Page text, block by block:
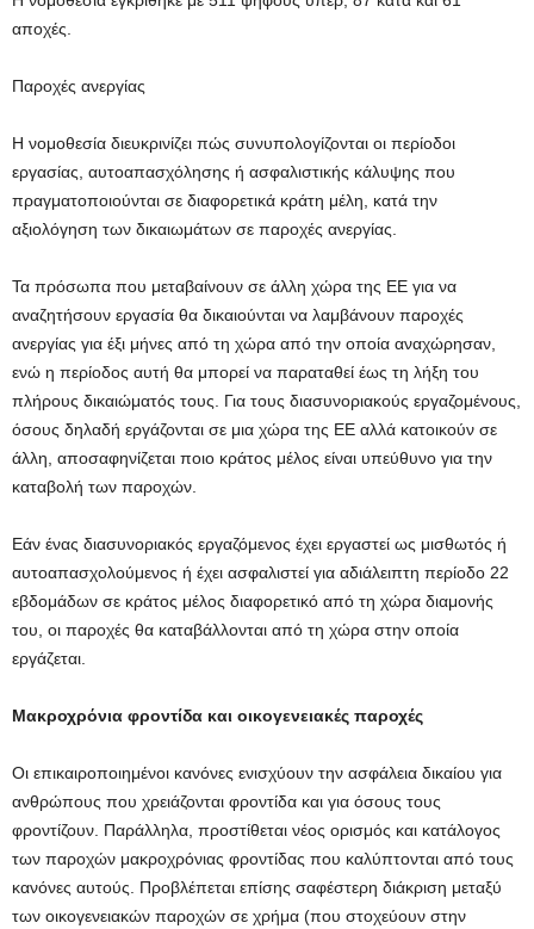
αποχές.
Παροχές ανεργίας
Η νομοθεσία διευκρινίζει πώς συνυπολογίζονται οι περίοδοι
εργασίας, αυτοαπασχόλησης ή ασφαλιστικής κάλυψης που
πραγματοποιούνται σε διαφορετικά κράτη μέλη, κατά την
αξιολόγηση των δικαιωμάτων σε παροχές ανεργίας.
Τα πρόσωπα που μεταβαίνουν σε άλλη χώρα της ΕΕ για να
αναζητήσουν εργασία θα δικαιούνται να λαμβάνουν παροχές
ανεργίας για έξι μήνες από τη χώρα από την οποία αναχώρησαν,
ενώ η περίοδος αυτή θα μπορεί να παραταθεί έως τη λήξη του
πλήρους δικαιώματός τους. Για τους διασυνοριακούς εργαζομένους,
όσους δηλαδή εργάζονται σε μια χώρα της ΕΕ αλλά κατοικούν σε
άλλη, αποσαφηνίζεται ποιο κράτος μέλος είναι υπεύθυνο για την
καταβολή των παροχών.
Εάν ένας διασυνοριακός εργαζόμενος έχει εργαστεί ως μισθωτός ή
αυτοαπασχολούμενος ή έχει ασφαλιστεί για αδιάλειπτη περίοδο 22
εβδομάδων σε κράτος μέλος διαφορετικό από τη χώρα διαμονής
του, οι παροχές θα καταβάλλονται από τη χώρα στην οποία
εργάζεται.
Μακροχρόνια φροντίδα και οικογενειακές παροχές
Οι επικαιροποιημένοι κανόνες ενισχύουν την ασφάλεια δικαίου για
ανθρώπους που χρειάζονται φροντίδα και για όσους τους
φροντίζουν. Παράλληλα, προστίθεται νέος ορισμός και κατάλογος
των παροχών μακροχρόνιας φροντίδας που καλύπτονται από τους
κανόνες αυτούς. Προβλέπεται επίσης σαφέστερη διάκριση μεταξύ
των οικογενειακών παροχών σε χρήμα (που στοχεύουν στην